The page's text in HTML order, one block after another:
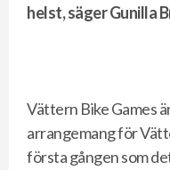
helst, säger Gunilla
Vättern Bike Games
arrangemang för
första gången som